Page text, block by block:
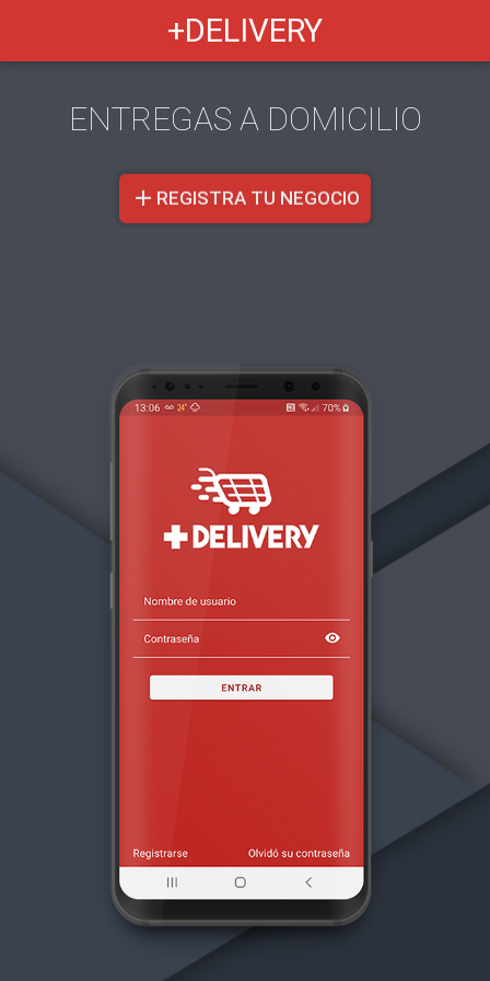
+DELIVERY
ENTREGAS A DOMICILIO
add REGISTRA TU NEGOCIO